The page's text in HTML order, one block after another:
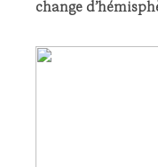
change